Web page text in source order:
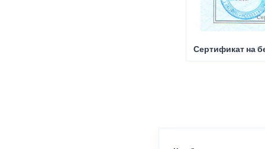
Сертификат на